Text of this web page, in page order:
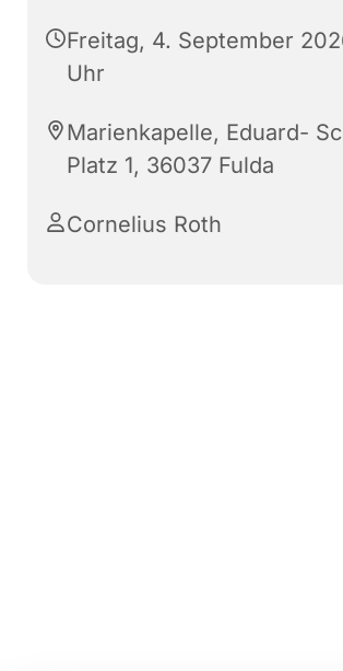
Freitag, 4. September
Uhr
Marienkapelle, Eduard-
Platz 1, 36037 Fulda
Cornelius Roth